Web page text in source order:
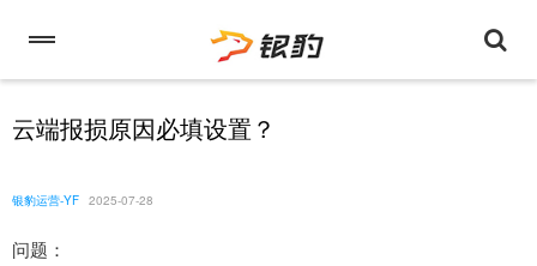
云端报损原因必填设置？
银豹运营-YF 2025-07-28
问题：